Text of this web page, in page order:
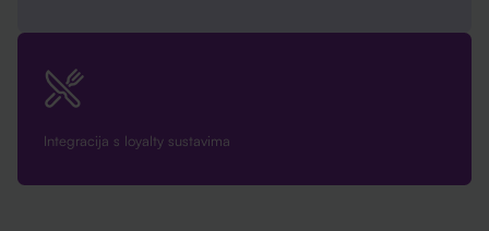
Integracija s loyalty sustavima